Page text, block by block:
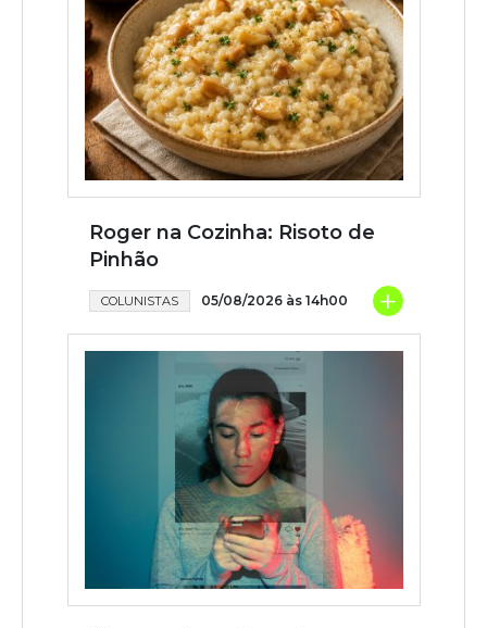
Roger na Cozinha: Risoto de
Pinhão
COLUNISTAS 05/08/2026 às 14h00 +